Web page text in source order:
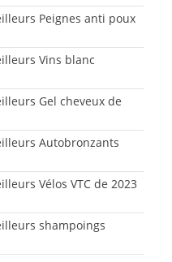
Peignes anti poux
Vins blanc
Gel cheveux de
Autobronzants
Vélos VTC de 2023
shampoings